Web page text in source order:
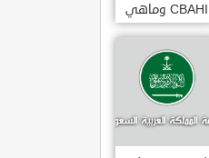
CBAHI وماهي
معاييره